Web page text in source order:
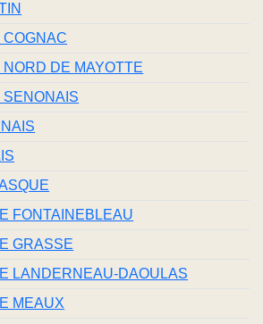
DE MAYOTTE
FONTAINEBLEAU
GRASSE
LANDERNEAU-DAOULAS
MEAUX